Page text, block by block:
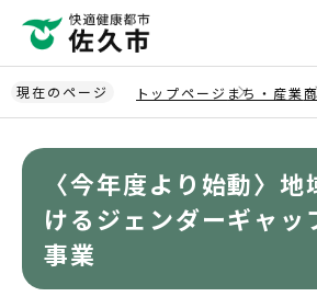
ペ
ー
ジ
現在のページ トップページ まち・産業
〈今年度より始動〉
けるジェンダーギャッ
事業